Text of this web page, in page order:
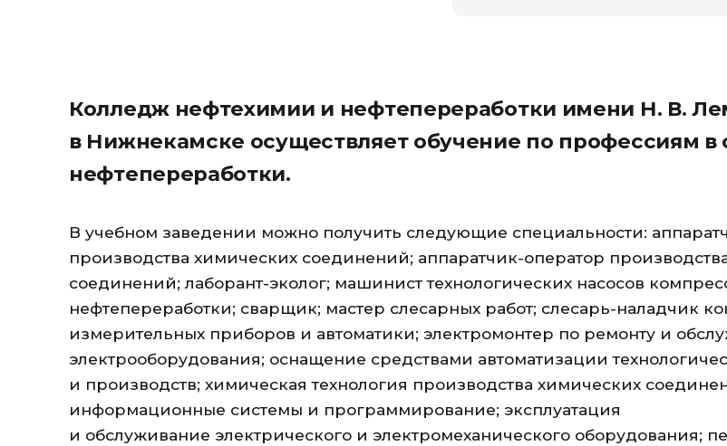
Колледж нефтехимии и нефтепереработки имени Н. В.
в Нижнекамске осуществляет обучение по профессиям в
нефтепереработки.
В учебном заведении можно получить следующие специальности:
производства химических соединений; аппаратчик-оператор
соединений; лаборант-эколог; машинист технологических насосов
нефтепереработки; сварщик; мастер слесарных работ; слесарь-наладчик
измерительных приборов и автоматики; электромонтер по ремонту и
электрооборудования; оснащение средствами автоматизации
и производств; химическая технология производства химических
информационные системы и программирование; эксплуатация
и обслуживание электрического и электромеханического оборудования;